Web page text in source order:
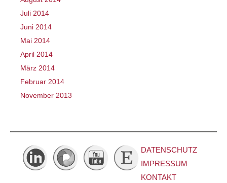
Juli 2014
Juni 2014
Mai 2014
April 2014
März 2014
Februar 2014
November 2013
DATENSCHUTZ
IMPRESSUM
KONTAKT